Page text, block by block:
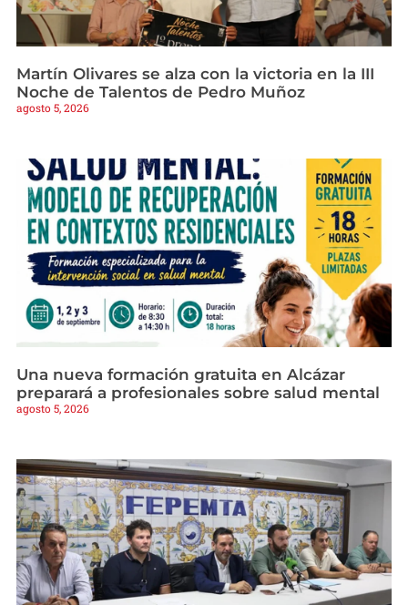
Martín Olivares se alza con la victoria en la III
Noche de Talentos de Pedro Muñoz
agosto 5, 2026
Una nueva formación gratuita en Alcázar
preparará a profesionales sobre salud mental
agosto 5, 2026